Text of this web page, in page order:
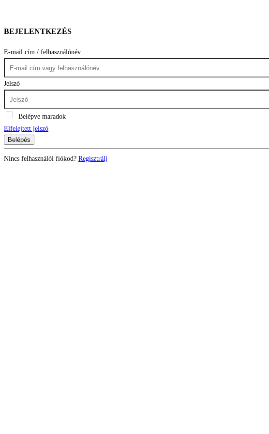
BEJELENTKEZÉS
E-mail cím / felhasználónév
Jelszó
Belépve maradok
Elfelejtett jelszó
Belépés
Nincs felhasználói fiókod? Regisztrálj